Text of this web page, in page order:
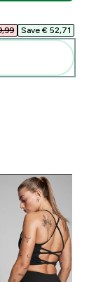
Save € 52,71‎